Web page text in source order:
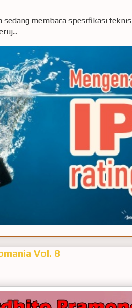
membaca spesifikasi teknis
Vol. 8